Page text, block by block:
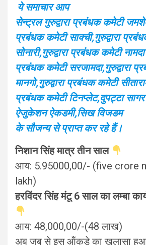
ये समाचार आप
सेन्ट्रल गुरुद्वारा प्रबंधक कमेटी
प्रबंधक कमेटी साक्ची,गुरुद्वारा
सोनारी,गुरुद्वारा प्रबंधक कमेटी नामदा
प्रबंधक कमेटी सरजामदा,गुरुद्वारा
मानगो,गुरुद्वारा प्रबंधक कमेटी
प्रबंधक कमेटी टिनप्लेट,दुपट्टा
ऐजुकेशन ऐकडमी,सिख विजडम
के सौजन्य से प्राप्त कर रहे हैं।
निशान सिंह मात्र तीन साल
आय: 5.95000,00/- (five crore
lakh)
हरविंदर सिंह मंटू 6 साल का लम्बा
आय: 48,000,00/-(48 लाख)
अब जब से इस ऑंकड़े का खुलासा